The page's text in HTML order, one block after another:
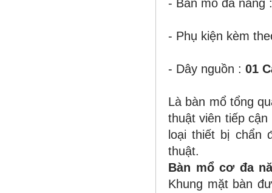
- Bàn mổ đa năng
- Phụ kiện kèm
- Dây nguồn : 01
Là bàn mổ tổng
thuật viên tiếp
loại thiết bị chẩn
thuật.
Bàn mổ cơ đa
Khung mặt bàn